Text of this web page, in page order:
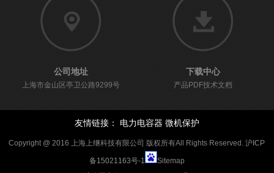
公司地址
上海市金山区亭卫公路9299号
下载中心
产品PDF技术文档
友情链接： 电力电容器 微机保护
Copyright @ 2016 上海上继科技有限公司 版权所有All Rights Reserved.沪ICP
备15021163号-1
Sitemap